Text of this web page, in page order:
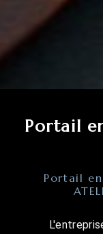
Portail
Portail